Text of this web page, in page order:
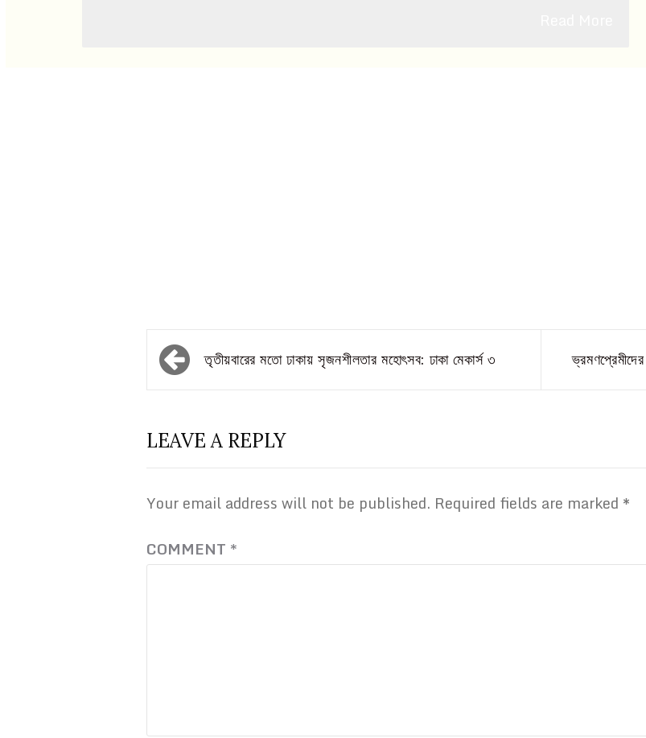
তৃতীয়বারের মতো ঢাকায় সৃজনশীলতার মহোৎসব: ঢাকা মেকার্স ৩
LEAVE A REPLY
Your email address will not be published. Required fields are marked *
COMMENT *